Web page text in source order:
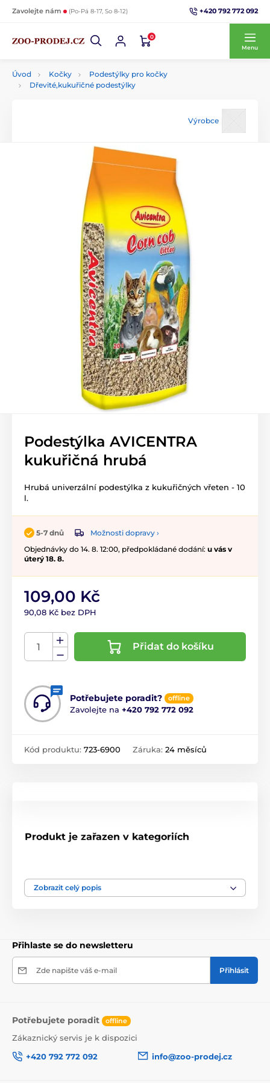
Zavolejte nám (Po-Pá 8-17, So 8-12) +420 792 772 092
0
Menu
Úvod Kočky
Podestýlky pro kočky
Dřevité,kukuřičné podestýlky
Výrobce
Podestýlka AVICENTRA
kukuřičná hrubá
Hrubá univerzální podestýlka z kukuřičných vřeten - 10
l.
5-7 dnů
Možnosti dopravy ›
Objednávky do 14. 8. 12:00, předpokládané dodání: u vás v
úterý 18. 8.
109,00 Kč
90,08 Kč bez DPH
Přidat do košíku
Potřebujete poradit? offline
Zavolejte na +420 792 772 092
Kód produktu: 723-6900 Záruka: 24 měsíců
Produkt je zařazen v kategoriích
Potřeby pro hlodavce
Zobrazit celý popis
Přihlaste se do newsletteru
Zde napište váš e-mail Přihlásit
Potřebujete poradit offline
Zákaznický servis je k dispozici
+420 792 772 092
info@zoo-prodej.cz